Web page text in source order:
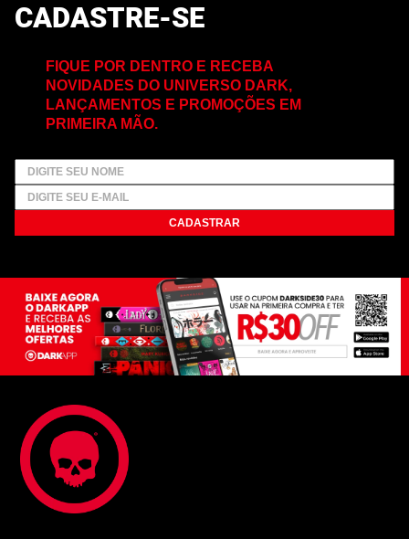
CADASTRE-SE
FIQUE POR DENTRO E RECEBA
NOVIDADES DO UNIVERSO DARK,
LANÇAMENTOS E PROMOÇÕES EM
PRIMEIRA MÃO.
CADASTRAR